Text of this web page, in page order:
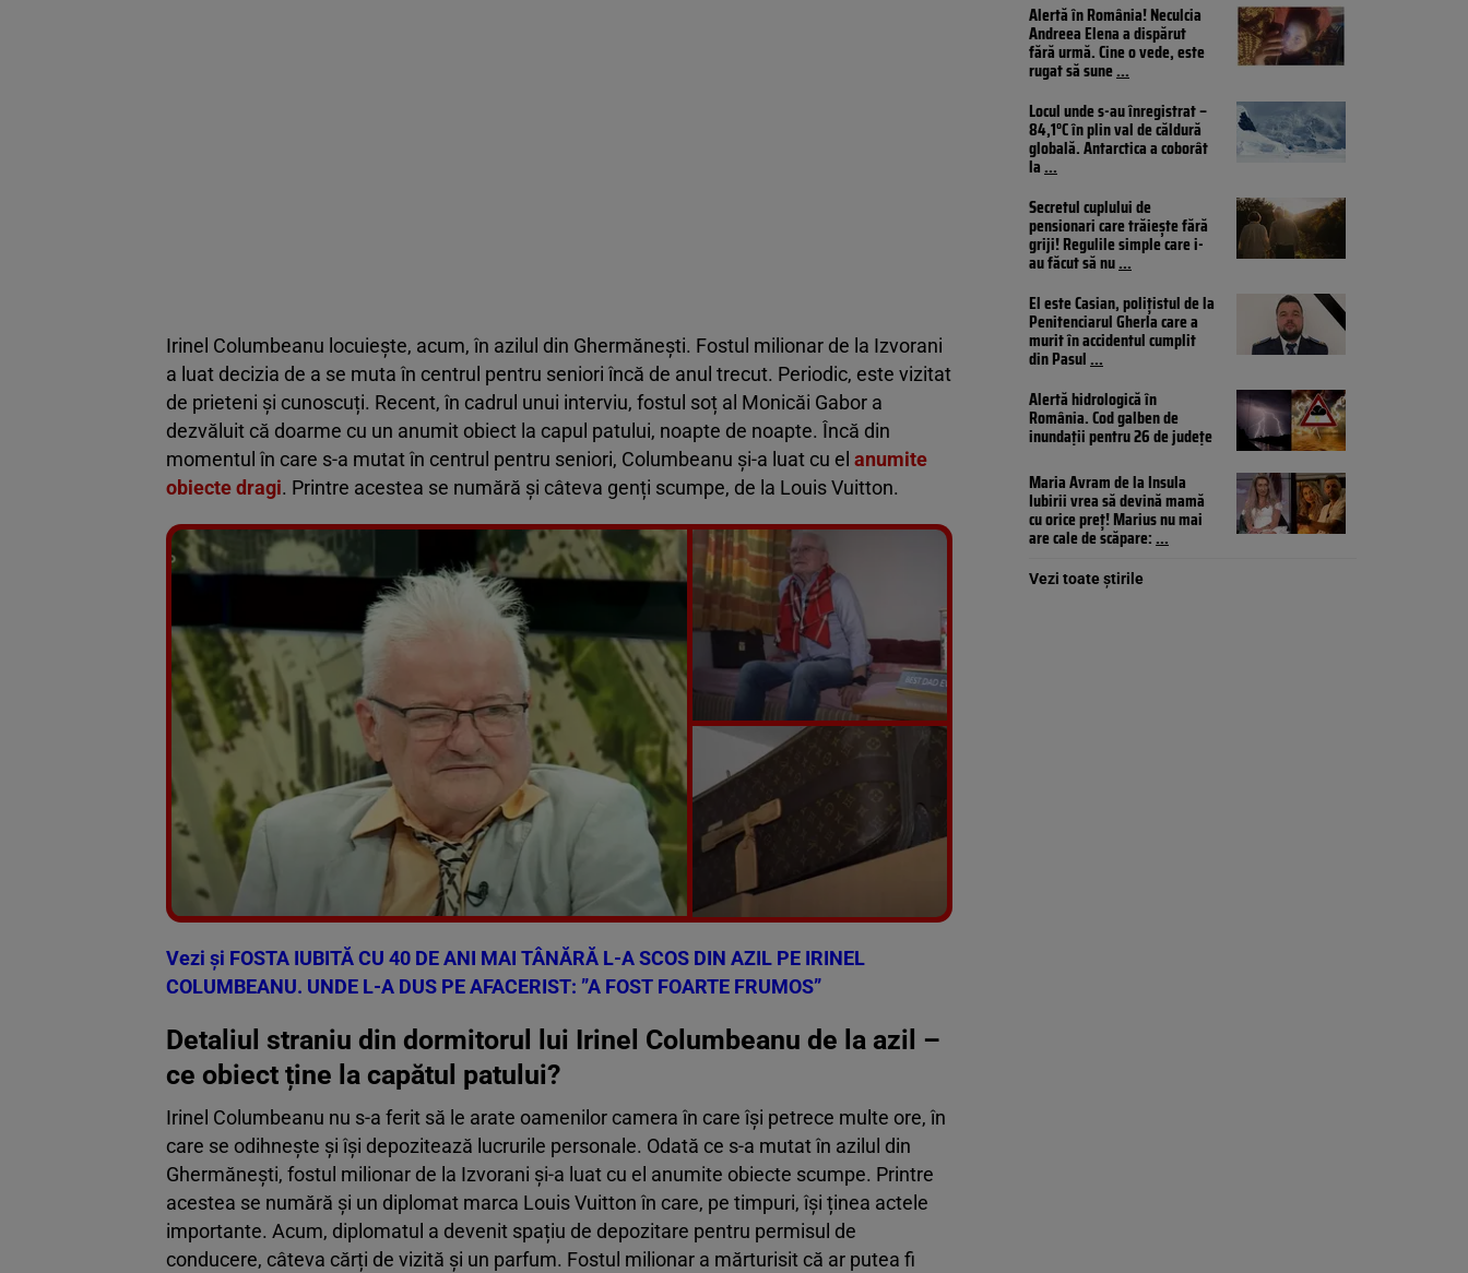
Irinel Columbeanu locuiește, acum, în azilul din Ghermănești. Fostul milionar de la Izvorani
a luat decizia de a se muta în centrul pentru seniori încă de anul trecut. Periodic, este vizitat
de prieteni și cunoscuți. Recent, în cadrul unui interviu, fostul soț al Monicăi Gabor a
dezvăluit că doarme cu un anumit obiect la capul patului, noapte de noapte. Încă din
momentul în care s-a mutat în centrul pentru seniori, Columbeanu și-a luat cu el anumite
obiecte dragi. Printre acestea se numără și câteva genți scumpe, de la Louis Vuitton.
Vezi galeria foto
9 poze
Vezi și FOSTA IUBITĂ CU 40 DE ANI MAI TÂNĂRĂ L-A SCOS DIN AZIL PE IRINEL
COLUMBEANU. UNDE L-A DUS PE AFACERIST: ”A FOST FOARTE FRUMOS”
Detaliul straniu din dormitorul lui Irinel Columbeanu de la azil –
ce obiect ține la capătul patului?
Irinel Columbeanu nu s-a ferit să le arate oamenilor camera în care își petrece multe ore, în
care se odihnește și își depozitează lucrurile personale. Odată ce s-a mutat în azilul din
Ghermănești, fostul milionar de la Izvorani și-a luat cu el anumite obiecte scumpe. Printre
acestea se numără și un diplomat marca Louis Vuitton în care, pe timpuri, își ținea actele
importante. Acum, diplomatul a devenit spațiu de depozitare pentru permisul de
conducere, câteva cărți de vizită și un parfum. Fostul milionar a mărturisit că ar putea fi
Alertă în România! Neculcia
Andreea Elena a dispărut
fără urmă. Cine o vede, este
rugat să sune...
Locul unde s-au înregistrat –
84,1°C în plin val de căldură
globală. Antarctica a coborât
la...
Secretul cuplului de
pensionari care trăiește fără
griji! Regulile simple care i-
au făcut să nu...
El este Casian, polițistul de la
Penitenciarul Gherla care a
murit în accidentul cumplit
din Pasul...
Alertă hidrologică în
România. Cod galben de
inundații pentru 26 de județe
Maria Avram de la Insula
Iubirii vrea să devină mamă
cu orice preț! Marius nu mai
are cale de scăpare:...
Vezi toate știrile